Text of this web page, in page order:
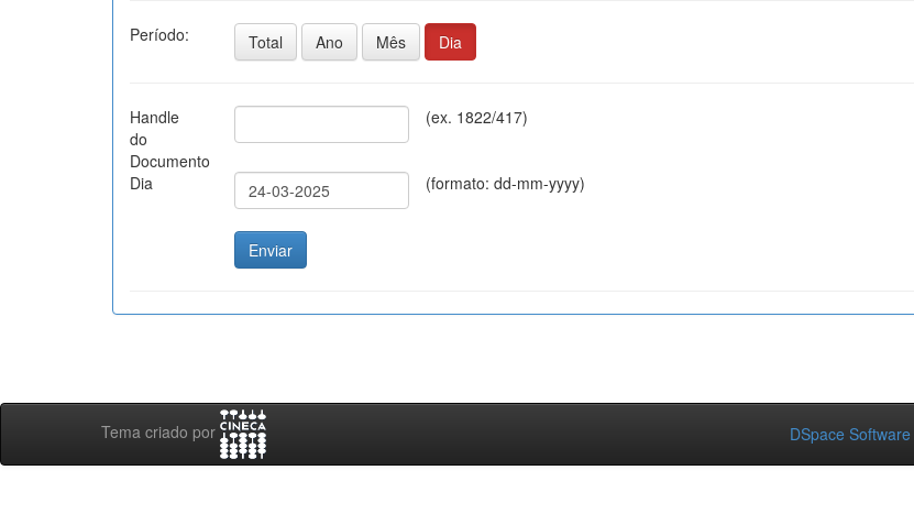
Período: Total Ano Mês Dia
Handle
do
Documento
(ex. 1822/417)
Dia (formato: dd-mm-yyyy)
Tema criado por DSpace Software